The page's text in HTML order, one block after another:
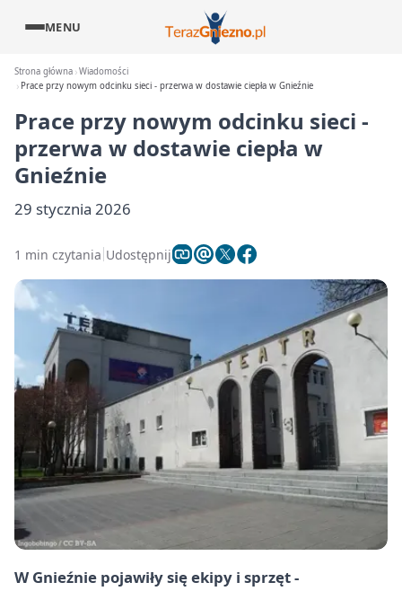
MENU
Strona główna Wiadomości
Prace przy nowym odcinku sieci - przerwa w dostawie ciepła w Gnieźnie
Prace przy nowym odcinku sieci -
przerwa w dostawie ciepła w
Gnieźnie
29 stycznia 2026
1 min czytania Udostępnij
W Gnieźnie pojawiły się ekipy i sprzęt -